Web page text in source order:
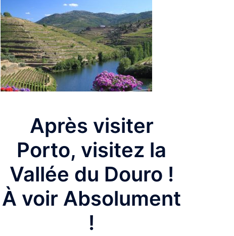
Après visiter
Porto, visitez la
Vallée du Douro !
À voir Absolument
!